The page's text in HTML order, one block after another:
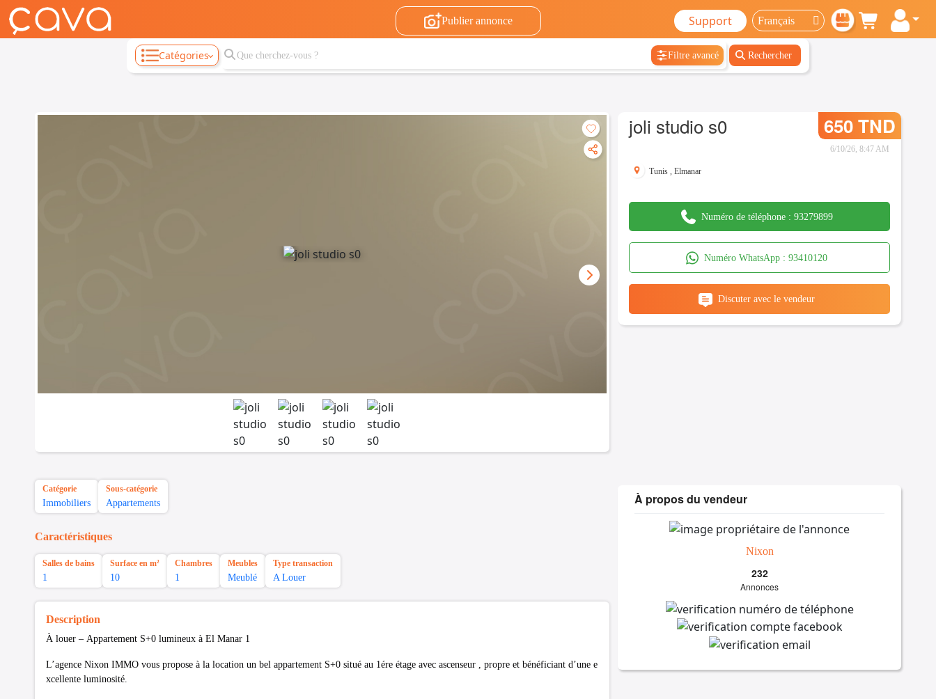
Publier annonce Support
Catégories Filtre avancé Rechercher
joli studio s0 650 TND
6/10/26, 8:47 AM
Tunis ,Elmanar
Numéro de téléphone : 93279899
Numéro WhatsApp :93410120
Discuter avec le vendeur
Catégorie
Immobiliers
Sous-catégorie
Appartements
Caractéristiques
Salles de bains
1
Surface en m²
10
Chambres
1
Meubles
Meublé
Type transaction
A Louer
Description
À louer – Appartement S+0 lumineux à El Manar 1
L’agence Nixon IMMO vous propose à la location un bel appartement S+0 situé au 1ére étage avec ascenseur , propre et bénéficiant d’une e
xcellente luminosité.
À propos du vendeur
Nixon
232
Annonces